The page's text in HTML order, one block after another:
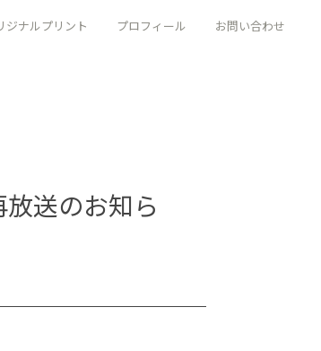
ジナルプリント プロフィール お問い合わせ
送のお知ら